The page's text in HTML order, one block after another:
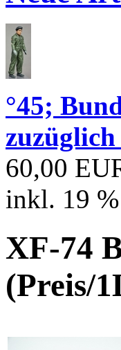
°45;
60,00
inkl. 19
XF-74
(Preis/